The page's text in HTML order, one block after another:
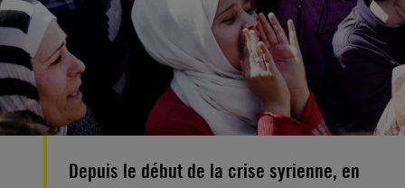
Depuis le début de la crise syrienne, en